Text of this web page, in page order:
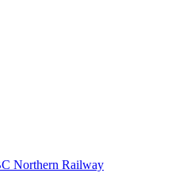
Northern Railway